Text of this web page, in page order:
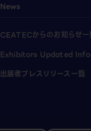
News
CEATECからのお知らせ一
Exhibitors Updated Info
出展者プレスリリース一覧